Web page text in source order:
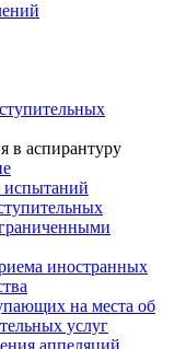
в аспирантуру
иностранных
на места об
услуг
аппеляций